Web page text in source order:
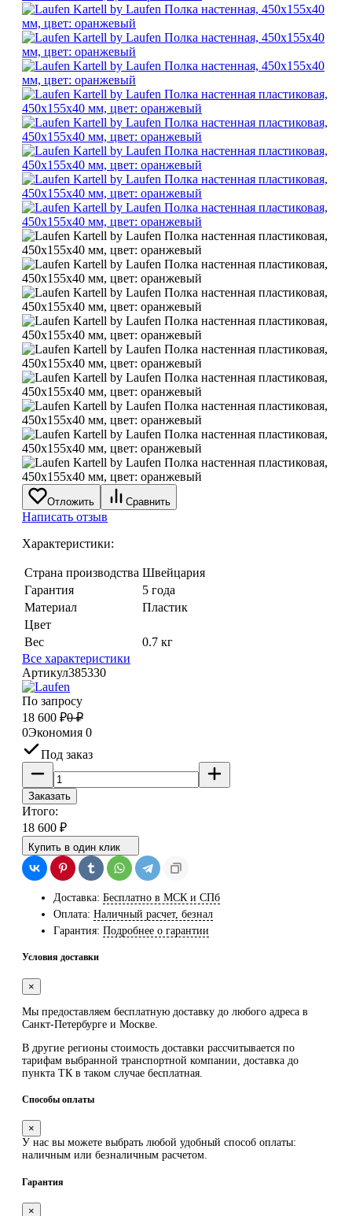
Отложить Сравнить
Написать отзыв
Характеристики:
Страна производства Швейцария
Гарантия
5 года
Материал
Пластик
Цвет
Вес
0.7 кг
Все характеристики
Артикул385330
По запросу
18 600 ₽0 ₽
0Экономия 0
Под заказ
Заказать
Итого:
18 600 ₽
Купить в один клик
Доставка: Бесплатно в МСК и СПб
Оплата: Наличный расчет, безнал
Гарантия: Подробнее о гарантии
Условия доставки
×
Мы предоставляем бесплатную доставку до любого адреса в
Санкт-Петербурге и Москве.
В другие регионы стоимость доставки рассчитывается по
тарифам выбранной транспортной компании, доставка до
пункта ТК в таком случае бесплатная
Способы оплаты
×
У нас вы можете выбрать любой удобный способ оплаты:
наличным или безналичным расчетом.
Гарантия
×